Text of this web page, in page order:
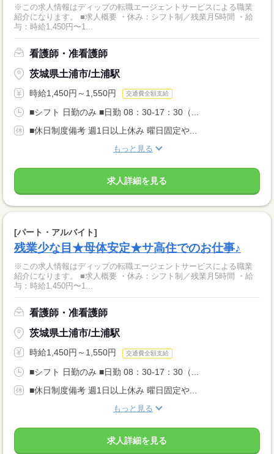
※この求人情報はディップの転職エージェントサービスによる職業
紹介になります。 ■求人概要 ・休み：シフト制／残業月5時間 ・給
与：時給1,450円〜1...
看護師・准看護師
茨城県土浦市/土浦駅
時給1,450円～1,550円 交通費全額支給
■シフト 日勤のみ ■日勤 08：30-17：30（...
■休日制度備考 週1日以上休み 曜日固定や...
もっと見る
求人詳細を見る
[パート・アルバイト]
残業少な目★母体安定★サ高住でのお仕事♪
※この求人情報はディップの転職エージェントサービスによる職業
紹介になります。 ■求人概要 ・休み：シフト制／残業月5時間 ・給
与：時給1,450円〜1...
看護師・准看護師
茨城県土浦市/土浦駅
時給1,450円～1,550円 交通費全額支給
■シフト 日勤のみ ■日勤 08：30-17：30（...
■休日制度備考 週1日以上休み 曜日固定や...
もっと見る
求人詳細を見る